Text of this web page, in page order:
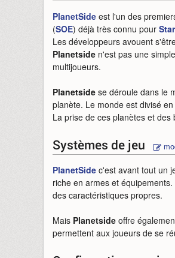
PlanetSide est l'un des
(SOE) déjà très connu pour
Les développeurs avouent
Planetside n'est pas une
multijoueurs.
Planetside se déroule dans le
planète. Le monde est divisé
La prise de ces planètes et
Systèmes de jeu
PlanetSide c'est avant tout un
riche en armes et équipements.
des caractéristiques propres.
Mais Planetside offre
permettent aux joueurs de se